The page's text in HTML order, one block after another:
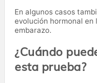
En algunos casos
evolución hormonal en
embarazo.
¿Cuándo
esta prueba?